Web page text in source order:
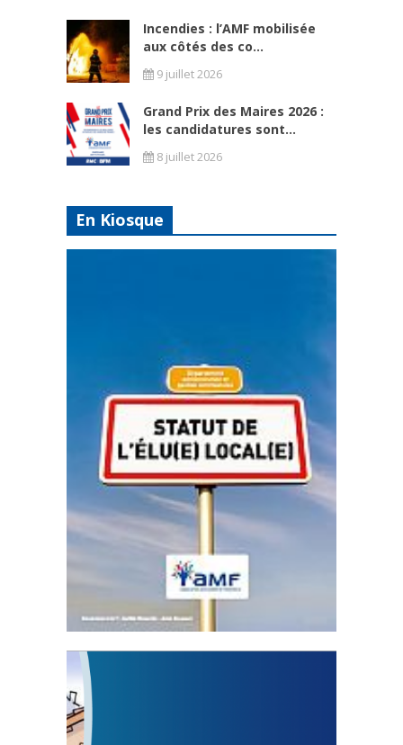
Incendies : l’AMF mobilisée
aux côtés des co...
9 juillet 2026
Grand Prix des Maires 2026 :
les candidatures sont...
8 juillet 2026
En Kiosque
Statut de l’élu local
3 avril 2024
Mise à jour avril 2024
FEUILLETER